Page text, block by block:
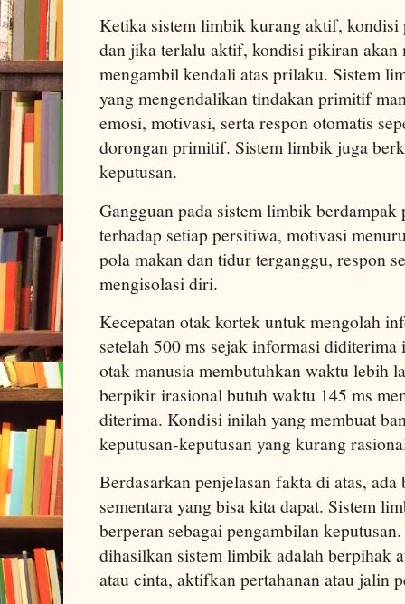
Ketika sistem limbik kurang aktif,
dan jika terlalu aktif, kondisi pikiran akan
mengambil kendali atas prilaku. Sistem
yang mengendalikan tindakan primitif
emosi, motivasi, serta respon otomatis
dorongan primitif. Sistem limbik juga
keputusan.
Gangguan pada sistem limbik berdampak
terhadap setiap persitiwa, motivasi
pola makan dan tidur terganggu, respon
mengisolasi diri.
Kecepatan otak kortek untuk mengolah
setelah 500 ms sejak informasi
otak manusia membutuhkan waktu lebih
berpikir irasional butuh waktu 145 ms
diterima. Kondisi inilah yang membuat
keputusan-keputusan yang kurang
Berdasarkan penjelasan fakta di atas,
sementara yang bisa kita dapat. Sistem
berperan sebagai pengambilan
dihasilkan sistem limbik adalah berpihak
atau cinta, aktifkan pertahanan atau jalin